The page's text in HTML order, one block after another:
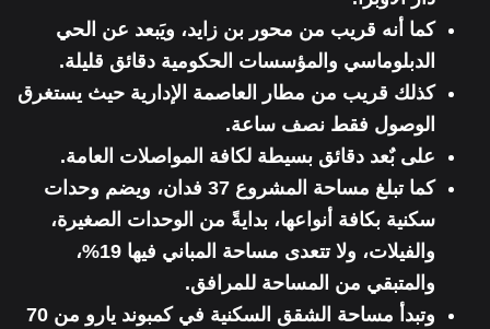
كما أنه قريب من محور بن زايد، ويَبعد عن الحي
الدبلوماسي والمؤسسات الحكومية دقائق قليلة.
كذلك قريب من مطار العاصمة الإدارية حيث يستغرق
الوصول فقط نصف ساعة.
على بٌعد دقائق بسيطة لكافة المواصلات العامة.
كما تبلغ مساحة المشروع 37 فدان، ويضم وحدات
سكنية بكافة أنواعها، بدايةً من الوحدات الصغيرة،
والفيلات، ولا تتعدى مساحة المباني فيها 19%،
والمتبقي من المساحة للمرافق.
وتبدأ مساحة الشقق السكنية في كمبوند يارو من 70